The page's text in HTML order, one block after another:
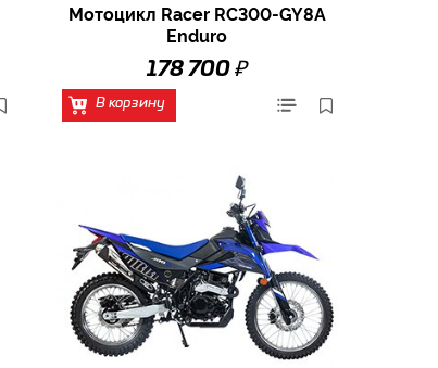
Мотоцикл Racer RC300-GY8A
Enduro
178 700 ₽
В корзину